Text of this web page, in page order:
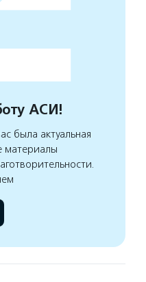
АСИ!
была актуальная
материалы